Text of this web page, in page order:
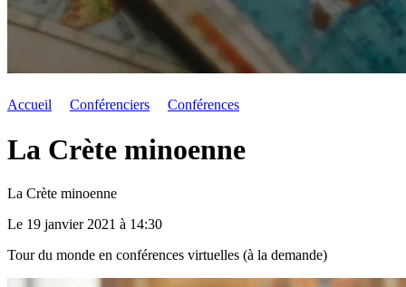
Accueil Conférenciers Conférences
La Crète minoenne
La Crète minoenne
Le 19 janvier 2021 à 14:30
Tour du monde en conférences virtuelles (à la demande)